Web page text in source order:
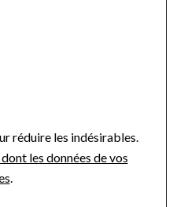
réduire les indésirables.
les données de vos